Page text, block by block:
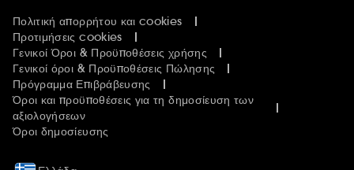
Πολιτική απορρήτου και cookies
Προτιμήσεις cookies
Γενικοί Όροι & Προϋποθέσεις χρήσης
Γενικοί όροι & Προϋποθέσεις Πώλησης
Πρόγραμμα Επιβράβευσης
Όροι και προϋποθέσεις για τη δημοσίευση των
αξιολογήσεων
Όροι δημοσίευσης